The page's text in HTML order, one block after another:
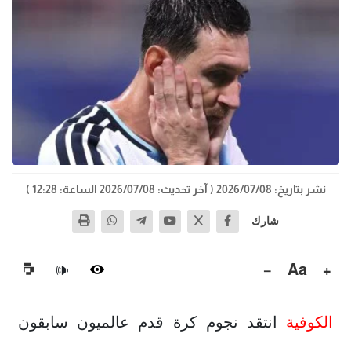
نشر بتاريخ: 2026/07/08 ( آخر تحديث: 2026/07/08 الساعة: 12:28 )
شارك
+
Aa
−
🔊
الكوفية انتقد نجوم كرة قدم عالميون سابقون